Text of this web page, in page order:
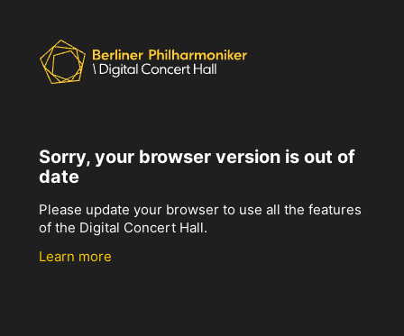
Sorry, your browser version is out of
date
Please update your browser to use all the features
of the Digital Concert Hall.
Learn more